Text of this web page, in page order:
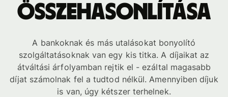
összehasonlítása
A bankoknak és más utalásokat bonyolító
szolgáltatásoknak van egy kis titka. A díjaikat az
átváltási árfolyamban rejtik el - ezáltal magasabb
díjat számolnak fel a tudtod nélkül. Amennyiben díjuk
is van, úgy kétszer terhelnek.